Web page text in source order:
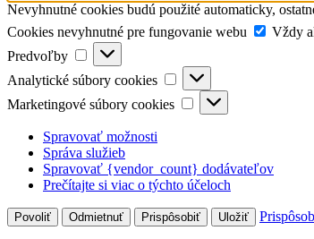
Nevyhnutné cookies budú použité automaticky,
Cookies nevyhnutné pre fungovanie webu
Vždy
Predvoľby
Predvoľby
Analytické súbory cookies
Analytické
súbory
cookies
Marketingové súbory cookies
Marketingové
súbory
Spravovať možnosti
Správa služieb
Spravovať {vendor_count} dodávateľov
Prečítajte si viac o týchto účeloch
Povoliť Odmietnuť Prispôsobiť Uložiť